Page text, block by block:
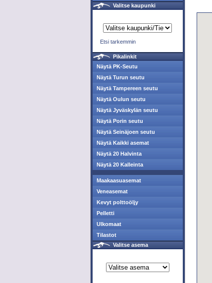
Valitse kaupunki
Etsi tarkemmin
Pikalinkit
Näytä PK-Seutu
Näytä Turun seutu
Näytä Tampereen seutu
Näytä Oulun seutu
Näytä Jyväskylän seutu
Näytä Porin seutu
Näytä Seinäjoen seutu
Näytä Kaikki asemat
Näytä 20 Halvinta
Näytä 20 Kalleinta
Maakaasuasemat
Veneasemat
Kevyt polttoöljy
Pelletti
Ulkomaat
Tilastot
Valitse asema